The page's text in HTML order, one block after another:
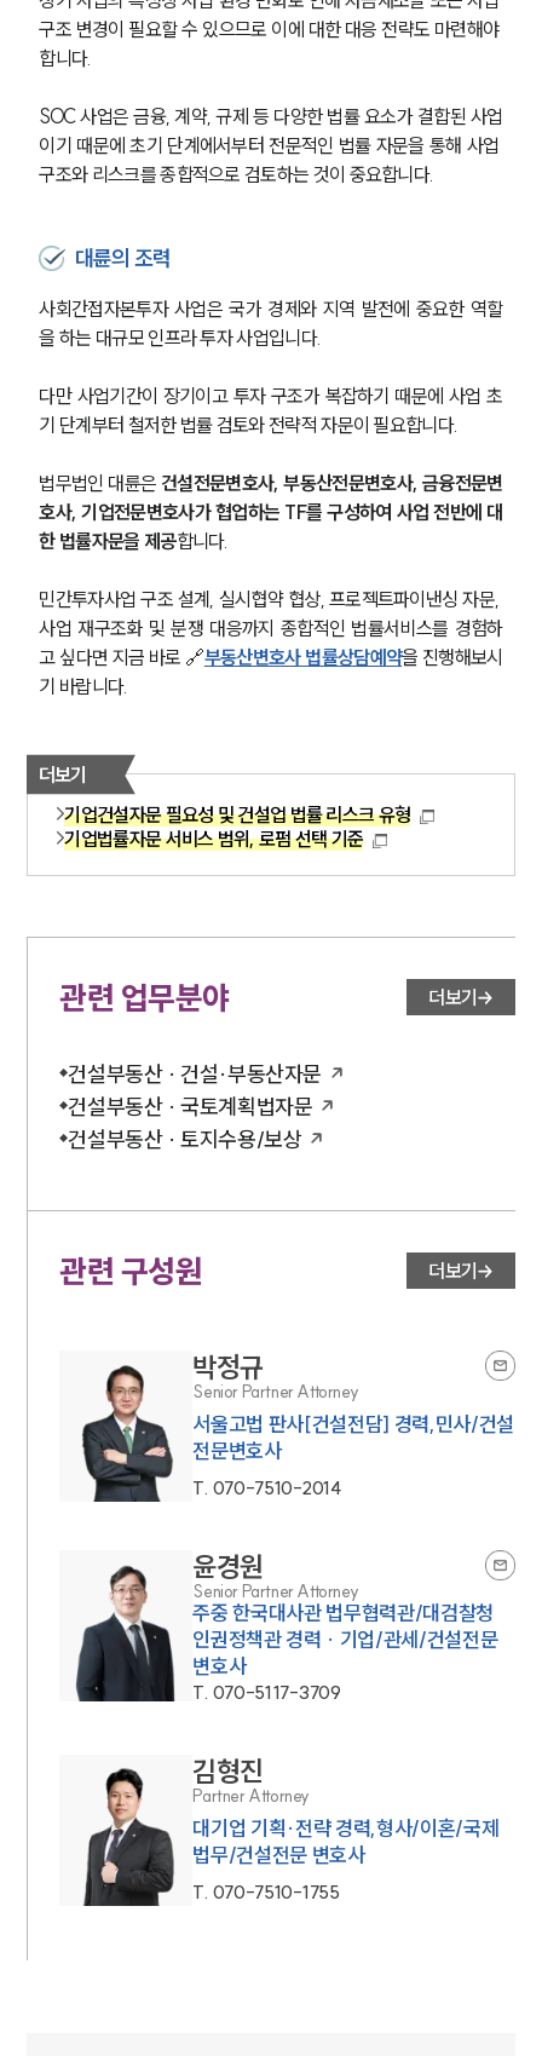
구조 변경이 필요할 수 있으므로 이에 대한 대응 전략도 마련해야
합니다.
SOC 사업은 금융, 계약, 규제 등 다양한 법률 요소가 결합된 사업
이기 때문에 초기 단계에서부터 전문적인 법률 자문을 통해 사업
구조와 리스크를 종합적으로 검토하는 것이 중요합니다.
대륜의 조력
사회간접자본투자 사업은 국가 경제와 지역 발전에 중요한 역할
을 하는 대규모 인프라 투자 사업입니다.
다만 사업기간이 장기이고 투자 구조가 복잡하기 때문에 사업 초
기 단계부터 철저한 법률 검토와 전략적 자문이 필요합니다.
법무법인 대륜은 건설전문변호사, 부동산전문변호사, 금융전문변
호사, 기업전문변호사가 협업하는 TF를 구성하여 사업 전반에 대
한 법률자문을 제공합니다.
민간투자사업 구조 설계, 실시협약 협상, 프로젝트파이낸싱 자문,
사업 재구조화 및 분쟁 대응까지 종합적인 법률서비스를 경험하
고 싶다면 지금 바로 🔗부동산변호사 법률상담예약을 진행해보시
기 바랍니다.
더보기
기업건설자문 필요성 및 건설업 법률 리스크 유형
기업법률자문 서비스 범위, 로펌 선택 기준
관련 업무분야 더보기
건설부동산 · 건설·부동산자문
건설부동산 · 국토계획법자문
건설부동산 · 토지수용/보상
관련 구성원 더보기
박정규
Senior Partner Attorney
서울고법 판사[건설전담] 경력,민사/건설
전문변호사
T. 070-7510-2014
윤경원
Senior Partner Attorney
주중 한국대사관 법무협력관/대검찰청
인권정책관 경력 · 기업/관세/건설전문
변호사
T. 070-5117-3709
김형진
Partner Attorney
대기업 기획·전략 경력,형사/이혼/국제
법무/건설전문 변호사
T. 070-7510-1755